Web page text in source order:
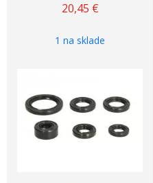
20,45 €
1 na sklade